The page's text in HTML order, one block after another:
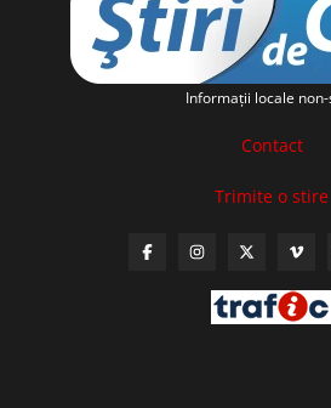
Informaţii locale
Contact
Trimite o stire